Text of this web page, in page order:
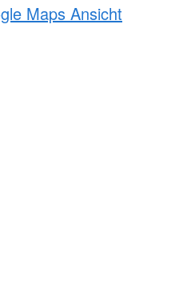
Maps Ansicht